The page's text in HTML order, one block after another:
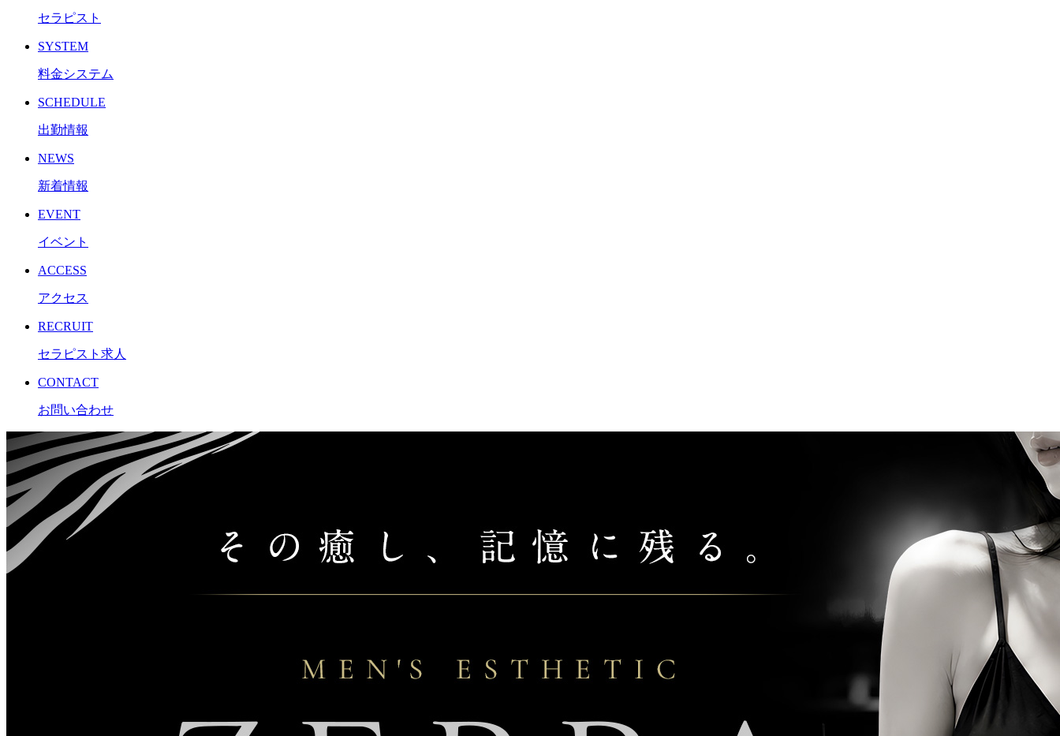
セラピスト
SYSTEM
料金システム
SCHEDULE
出勤情報
NEWS
新着情報
EVENT
イベント
ACCESS
アクセス
RECRUIT
セラピスト求人
CONTACT
お問い合わせ